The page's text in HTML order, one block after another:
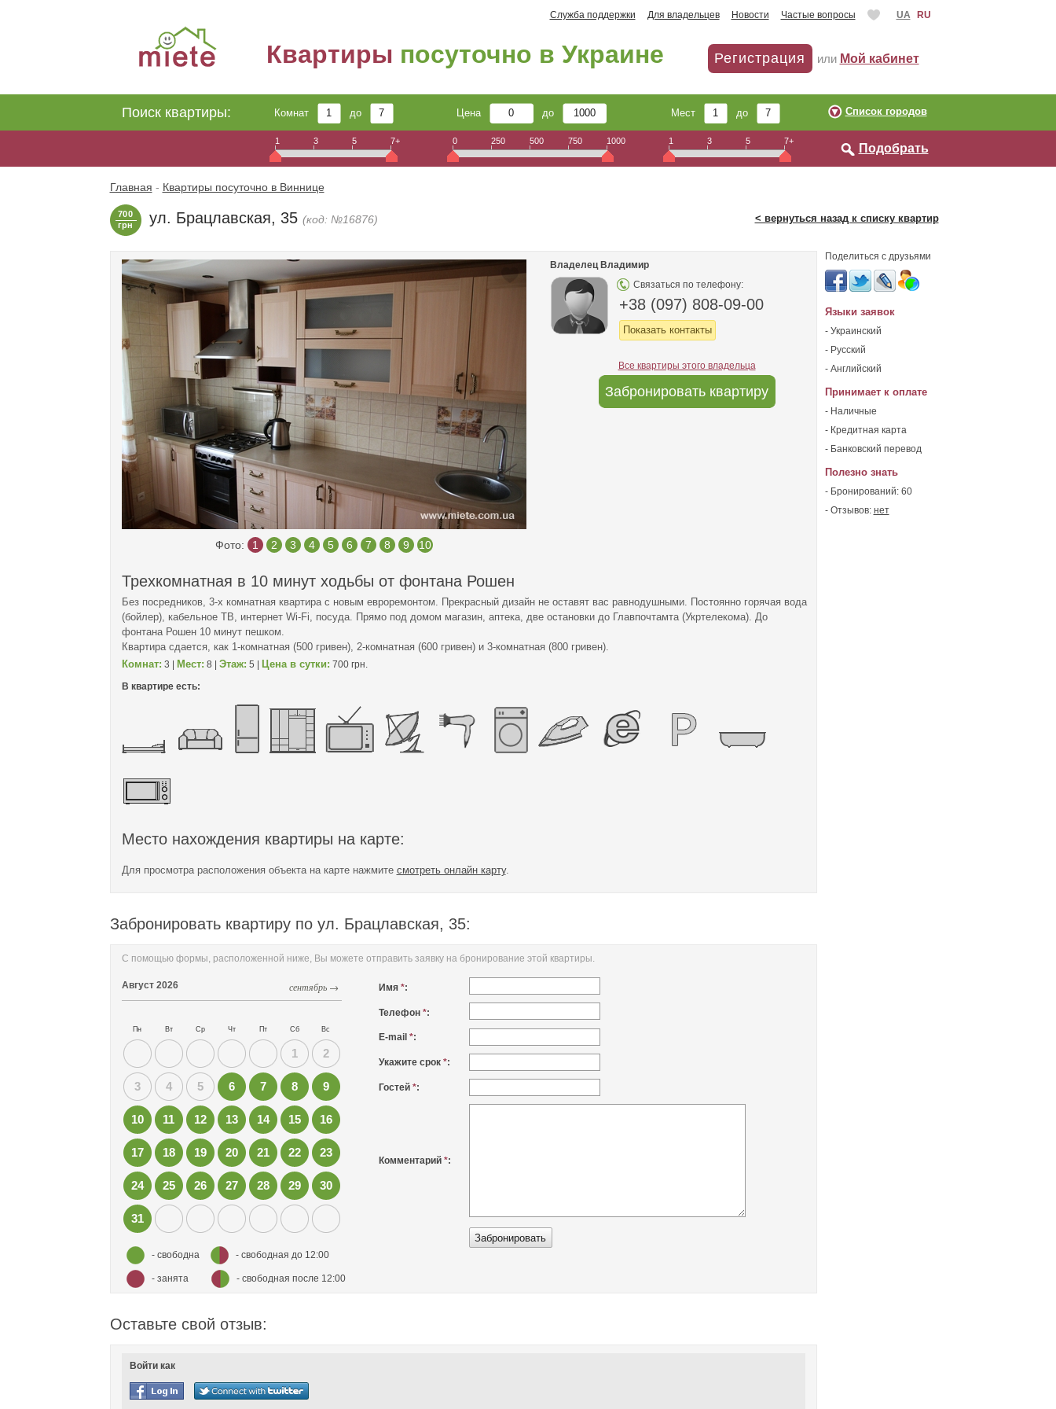
Служба поддержки Для владельцев Новости Частые вопросы UARU
Квартиры посуточно в Украине Регистрация или Мой кабинет
Поиск квартиры: Комнат до Цена до Мест до Список городов
1 3 5 7+ 0 250 500 750 1000 1 3 5 7+
Подобрать
Главная - Квартиры посуточно в Виннице
< вернуться назад к списку квартир
700
грн
ул. Брацлавская, 35 (код: №16876)
Поделиться с друзьями
Языки заявок
- Украинский
- Русский
- Английский
Принимает к оплате
- Наличные
- Кредитная карта
- Банковский перевод
Полезно знать
- Бронирований: 60
- Отзывов: нет
Фото: 1 2 3 4 5 6 7 8 9 10
Владелец Владимир
Связаться по телефону:
+38 (097) 808-09-00
Показать контакты
Все квартиры этого владельца
Забронировать квартиру
Трехкомнатная в 10 минут ходьбы от фонтана Рошен
Без посредников, 3-х комнатная квартира с новым евроремонтом. Прекрасный дизайн не оставят вас равнодушными. Постоянно горячая вода
(бойлер), кабельное ТВ, интернет Wi-Fi, посуда. Прямо под домом магазин, аптека, две остановки до Главпочтамта (Укртелекома). До
фонтана Рошен 10 минут пешком.
Квартира сдается, как 1-комнатная (500 гривен), 2-комнатная (600 гривен) и 3-комнатная (800 гривен).
Комнат: 3 | Мест: 8 | Этаж: 5 | Цена в сутки: 700 грн.
В квартире есть:
Место нахождения квартиры на карте:
Для просмотра расположения объекта на карте нажмите смотреть онлайн карту.
Забронировать квартиру по ул. Брацлавская, 35:
С помощью формы, расположенной ниже, Вы можете отправить заявку на бронирование этой квартиры.
сентябрь →
Август 2026
Пн Вт Ср Чт Пт Сб Вс
1 2
3 4 5 6 7 8 9
10 11 12 13 14 15 16
17 18 19 20 21 22 23
24 25 26 27 28 29 30
31
- свободна - свободная до 12:00
- занята - свободная после 12:00
Имя *:
Телефон *:
E-mail *:
Укажите срок *:
Гостей *:
Комментарий *:
Оставьте свой отзыв:
Войти как